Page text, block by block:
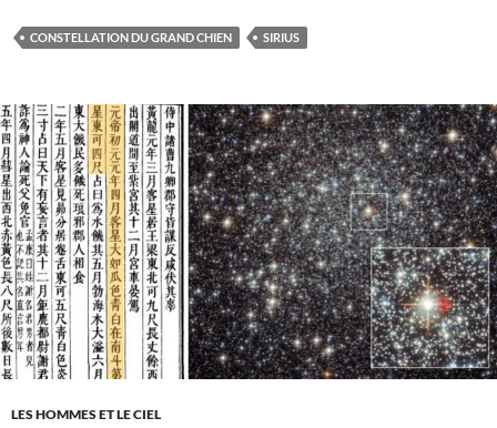
CONSTELLATION DU GRAND CHIEN SIRIUS
LES HOMMES ET LE CIEL